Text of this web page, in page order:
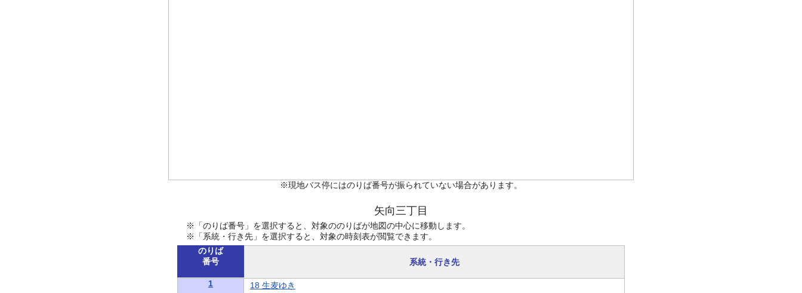
※現地バス停にはのりば番号が振られていない場合があります。
矢向三丁目
※「のりば番号」を選択すると、対象ののりばが地図の中心に移動します。
※「系統・行き先」を選択すると、対象の時刻表が閲覧できます。
のりば
番号
系統・行き先
1 18 生麦ゆき